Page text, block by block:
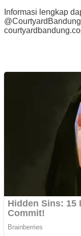
Informasi lengkap